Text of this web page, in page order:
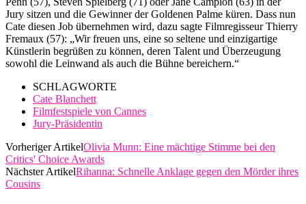
Jury sitzen und die Gewinner der Goldenen Palme küren. Dass nun
Cate diesen Job übernehmen wird, dazu sagte Filmregisseur Thierry
Fremaux (57): „Wir freuen uns, eine so seltene und einzigartige
Künstlerin begrüßen zu können, deren Talent und Überzeugung
sowohl die Leinwand als auch die Bühne bereichern.“
SCHLAGWORTE
Cate Blanchett
Filmfestspiele von Cannes
Jury-Präsidentin
Vorheriger ArtikelOlivia Munn: Eine mächtige Stimme bei den
Critics' Choice Awards
Nächster ArtikelRihanna: Schnelle Anklage gegen den Mörder ihres
Cousins